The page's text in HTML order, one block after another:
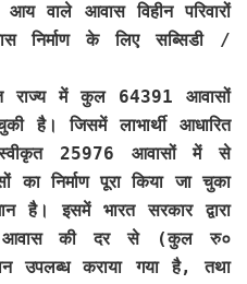
वाले आवास विहीन परिवारों
निर्माण के लिए सब्सिडी /
राज्य में कुल 64391 आवासों
है। जिसमें लाभार्थी आधारित
25976 आवासों में से
निर्माण पूरा किया जा चुका
है। इसमें भारत सरकार द्वारा
की दर से (कुल रु०
उपलब्ध कराया गया है, तथा